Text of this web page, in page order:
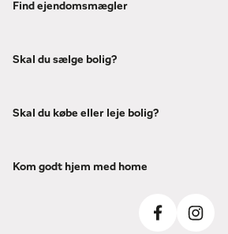
Find ejendomsmægler
Skal du sælge bolig?
Skal du købe eller leje bolig?
Kom godt hjem med home